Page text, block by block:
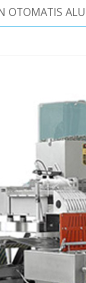
OTOMATIS